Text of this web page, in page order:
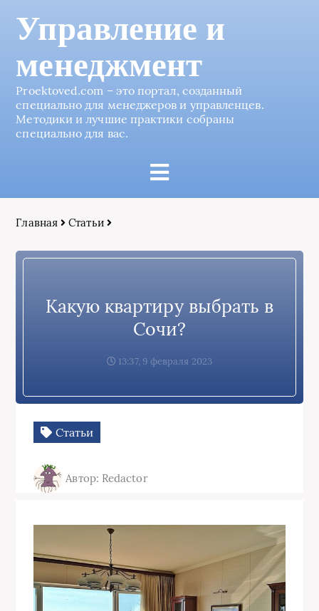
Управление и
менеджмент
Proektoved.com – это портал, созданный
специально для менеджеров и управленцев.
Методики и лучшие практики собраны
специально для вас.
Главная Статьи
Какую квартиру выбрать в
Сочи?
13:37, 9 февраля 2023
Статьи
Автор: Redactor